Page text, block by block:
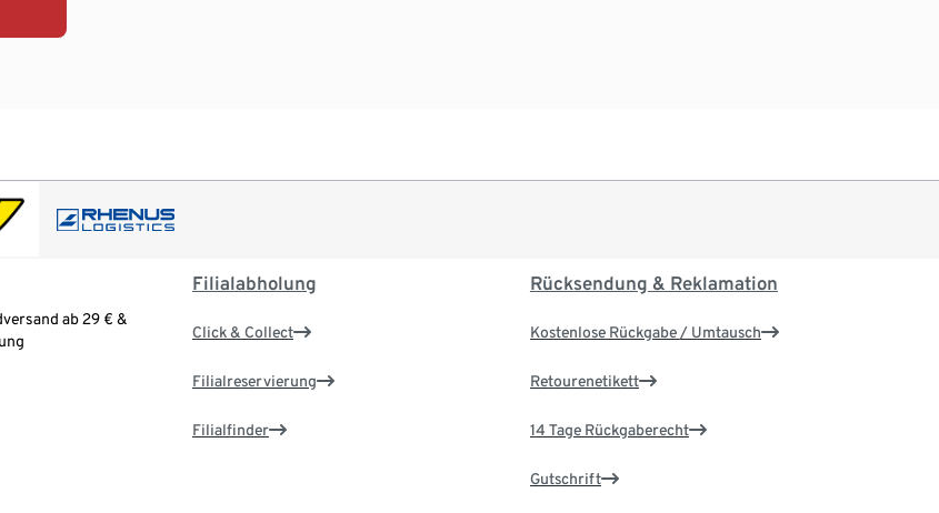
ab 29 € &
Filialabholung
Click & Collect
Filialreservierung
Filialfinder
Rücksendung & Reklamation
Kostenlose Rückgabe / Umtausch
Retourenetikett
14 Tage Rückgaberecht
Gutschrift